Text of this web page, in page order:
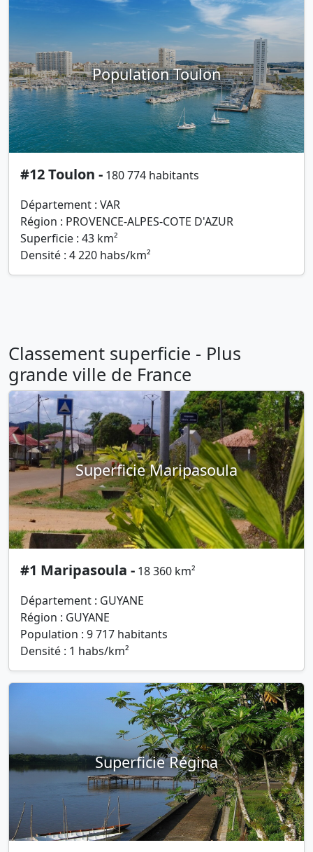
Population Toulon
#12 Toulon - 180 774 habitants
Département : VAR
Région : PROVENCE-ALPES-COTE D'AZUR
Superficie : 43 km²
Densité : 4 220 habs/km²
Classement superficie - Plus
grande ville de France
Superficie Maripasoula
#1 Maripasoula - 18 360 km²
Département : GUYANE
Région : GUYANE
Population : 9 717 habitants
Densité : 1 habs/km²
Superficie Régina